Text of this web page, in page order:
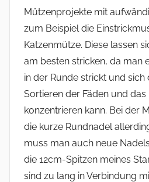
Mützenprojekte mit
zum Beispiel die
Katzenmütze. Diese lassen
am besten stricken, da man
in der Runde strickt und sich
Sortieren der Fäden und
konzentrieren kann. Bei der
die kurze Rundnadel
muss man auch neue
die 12cm-Spitzen meines
sind zu lang in Verbindung